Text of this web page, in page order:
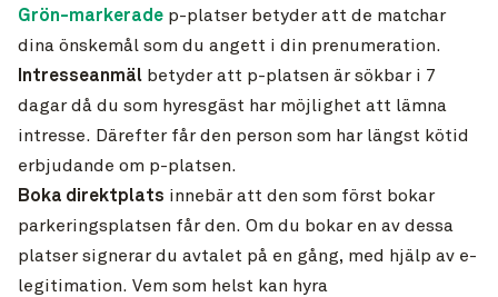
Grön-markerade p-platser betyder att de matchar
dina önskemål som du angett i din prenumeration.
Intresseanmäl betyder att p-platsen är sökbar i 7
dagar då du som hyresgäst har möjlighet att lämna
intresse. Därefter får den person som har längst kötid
erbjudande om p-platsen.
Boka direktplats innebär att den som först bokar
parkeringsplatsen får den. Om du bokar en av dessa
platser signerar du avtalet på en gång, med hjälp av e-
legitimation. Vem som helst kan hyra